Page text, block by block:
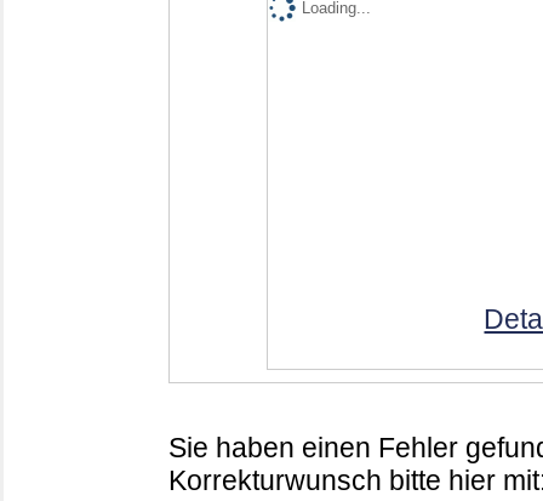
Loading...
Sie haben einen Fehler
Korrekturwunsch bitte hier